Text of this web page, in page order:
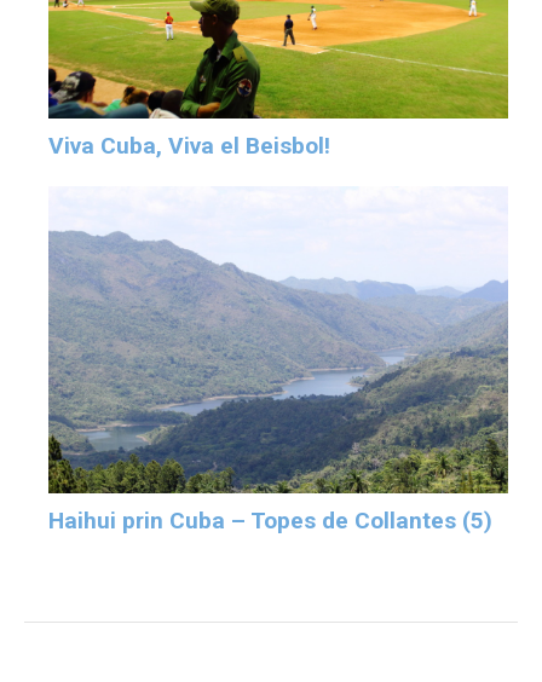
Viva Cuba, Viva el Beisbol!
Haihui prin Cuba – Topes de Collantes (5)